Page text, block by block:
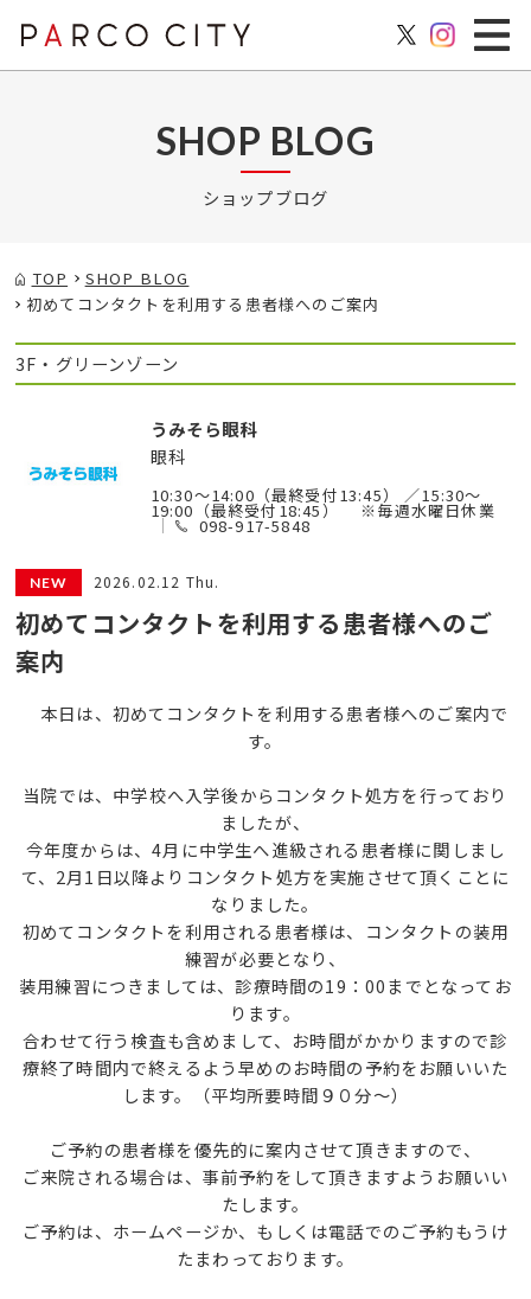
SHOP BLOG
ショップブログ
TOP
SHOP BLOG
初めてコンタクトを利用する患者様へのご案内
3F・グリーンゾーン
うみそら眼科
眼科
10:30～14:00（最終受付13:45） ／15:30～
19:00（最終受付18:45） ※毎週水曜日休業
098-917-5848
2026.02.12 Thu.
初めてコンタクトを利用する患者様へのご
案内
本日は、初めてコンタクトを利用する患者様へのご案内で
す。
当院では、中学校へ入学後からコンタクト処方を行っており
ましたが、
今年度からは、4月に中学生へ進級される患者様に関しまし
て、2月1日以降よりコンタクト処方を実施させて頂くことに
なりました。
初めてコンタクトを利用される患者様は、コンタクトの装用
練習が必要となり、
装用練習につきましては、診療時間の19：00までとなってお
ります。
合わせて行う検査も含めまして、お時間がかかりますので診
療終了時間内で終えるよう早めのお時間の予約をお願いいた
します。（平均所要時間９０分～）
ご予約の患者様を優先的に案内させて頂きますので、
ご来院される場合は、事前予約をして頂きますようお願いい
たします。
ご予約は、ホームページか、もしくは電話でのご予約もうけ
たまわっております。